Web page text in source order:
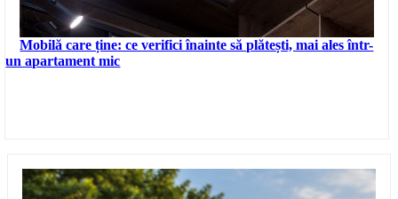
Mobilă care ține: ce verifici înainte să plătești, mai ales într-
un apartament mic